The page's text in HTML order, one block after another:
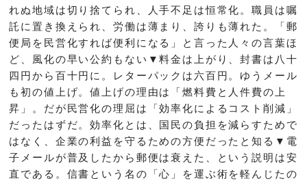
れぬ地域は切り捨てられ、人手不足は恒常化。職員は嘱
託に置き換えられ、労働は薄まり、誇りも薄れた。「郵
便局を民営化すれば便利になる」と言った人々の言葉ほ
ど、風化の早い公約もない▼料金は上がり、封書は八十
四円から百十円に。レターパックは六百円。ゆうメール
も初の値上げ。値上げの理由は「燃料費と人件費の上
昇」。だが民営化の理屈は「効率化によるコスト削減」
だったはずだ。効率化とは、国民の負担を減らすためで
はなく、企業の利益を守るための方便だったと知る▼電
子メールが普及したから郵便は衰えた、という説明は安
直である。信書という名の「心」を運ぶ術を軽んじたの